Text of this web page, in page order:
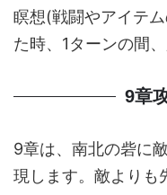
瞑想(戦闘やアイテ
た時、1ターンの間
9章
9章は、南北の砦に
現します。敵よりも